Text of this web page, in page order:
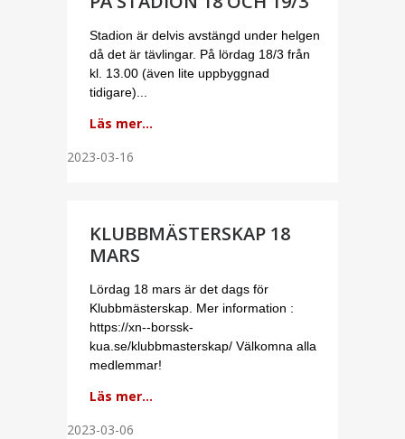
Stadion är delvis avstängd under helgen
då det är tävlingar. På lördag 18/3 från
kl. 13.00 (även lite uppbyggnad
tidigare)...
Läs mer...
2023-03-16
KLUBBMÄSTERSKAP 18
MARS
Lördag 18 mars är det dags för
Klubbmästerskap. Mer information :
https://xn--borssk-
kua.se/klubbmasterskap/ Välkomna alla
medlemmar!
Läs mer...
2023-03-06